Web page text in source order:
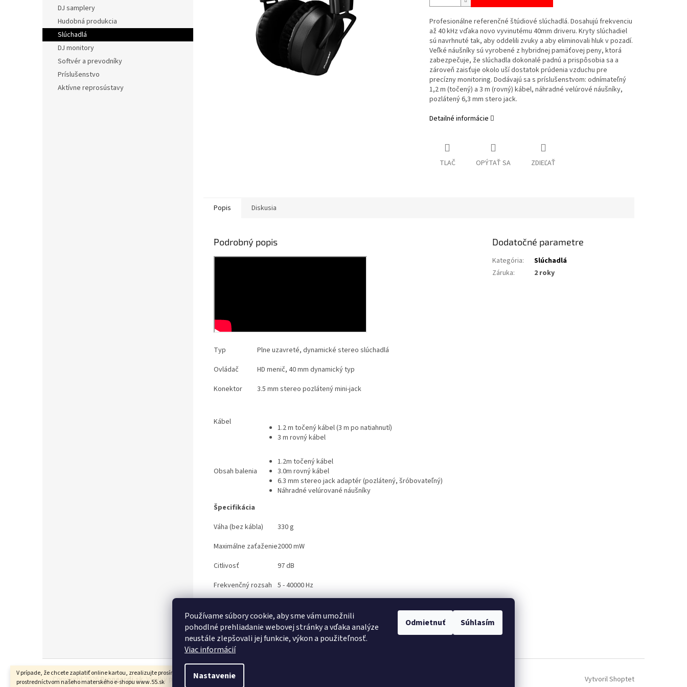
Používame súbory cookie, aby sme vám umožnili
pohodlné prehliadanie webovej stránky a vďaka analýze
neustále zlepšovali jej funkcie, výkon a použiteľnosť.
Viac informácií
Nastavenie
Odmietnuť Súhlasím
V prípade, že chcete zaplatiť online kartou, zrealizujte prosím Váš nákup
prostredníctvom našeho materského e-shopu www.55.sk
DJ samplery
Hudobná produkcia
Slúchadlá
DJ monitory
Softvér a prevodníky
Príslušenstvo
Aktívne reprosústavy
Profesionálne referenčné štúdiové slúchadlá. Dosahujú frekvenciu
až 40 kHz vďaka novo vyvinutému 40mm driveru. Kryty slúchadiel
sú navrhnuté tak, aby oddelili zvuky a aby eliminovali hluk v pozadí.
Veľké náušníky sú vyrobené z hybridnej pamäťovej peny, ktorá
zabezpečuje, že slúchadla dokonalé padnú a prispôsobia sa a
zároveň zaisťuje okolo uší dostatok prúdenia vzduchu pre
precízny monitoring. Dodávajú sa s príslušenstvom: odnímateľný
1,2 m (točený) a 3 m (rovný) kábel, náhradné velúrové náušníky,
pozlátený 6,3 mm stero jack.
Detailné informácie
TLAČ OPÝTAŤ SA ZDIEĽAŤ
Popis Diskusia
Podrobný popis
Typ
Plne uzavreté, dynamické stereo slúchadlá
Ovládač
HD menič, 40 mm dynamický typ
Konektor
3.5 mm stereo pozlátený mini-jack
Kábel
1.2 m točený kábel (3 m po natiahnutí)
3 m rovný kábel
Obsah balenia
1.2m točený kábel
3.0m rovný kábel
6.3 mm stereo jack adaptér (pozlátený, šróbovateľný)
Náhradné velúrované náušníky
Špecifikácia
Váha (bez kábla)
330 g
Maximálne zaťaženie2000 mW
Citlivosť
97 dB
Frekvenčný rozsah 5 - 40000 Hz
Dodatočné parametre
Kategória:
Slúchadlá
Záruka: 2 roky
Vytvoril Shoptet
Copyright 2026Pioneerdj.sk. Všetky práva vyhradené.Upraviť nastavenie cookies